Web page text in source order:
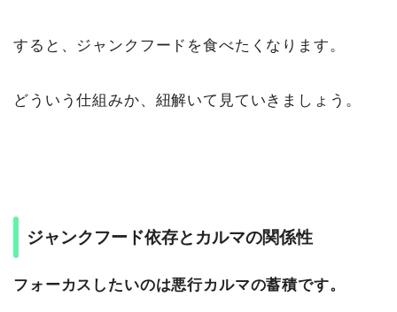
すると、ジャンクフードを食べたくなります。
どういう仕組みか、紐解いて見ていきましょう。
ジャンクフード依存とカルマの関係性
フォーカスしたいのは悪行カルマの蓄積です。